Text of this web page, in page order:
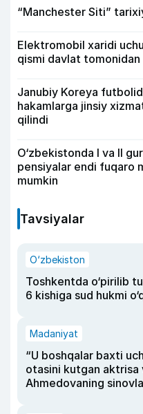
“Manchester Siti”
Elektromobil xaridi
qismi davlat
Janubiy Koreya
hakamlarga jinsiy
qilindi
O‘zbekistonda I va II
pensiyalar endi fuqaro
mumkin
Tavsiyalar
O‘zbekiston
Toshkentda o‘pirilib
6 kishiga sud hukmi
Madaniyat
“U boshqalar baxti
otasini kutgan aktrisa
Ahmedovaning